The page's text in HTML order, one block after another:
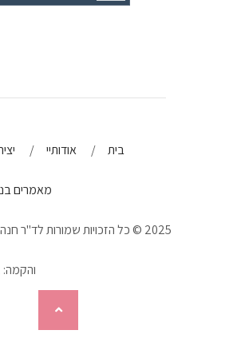
בית אודותיי
מאמרים
2025 © כל הזכויות שמורות לד"ר
והקמה: